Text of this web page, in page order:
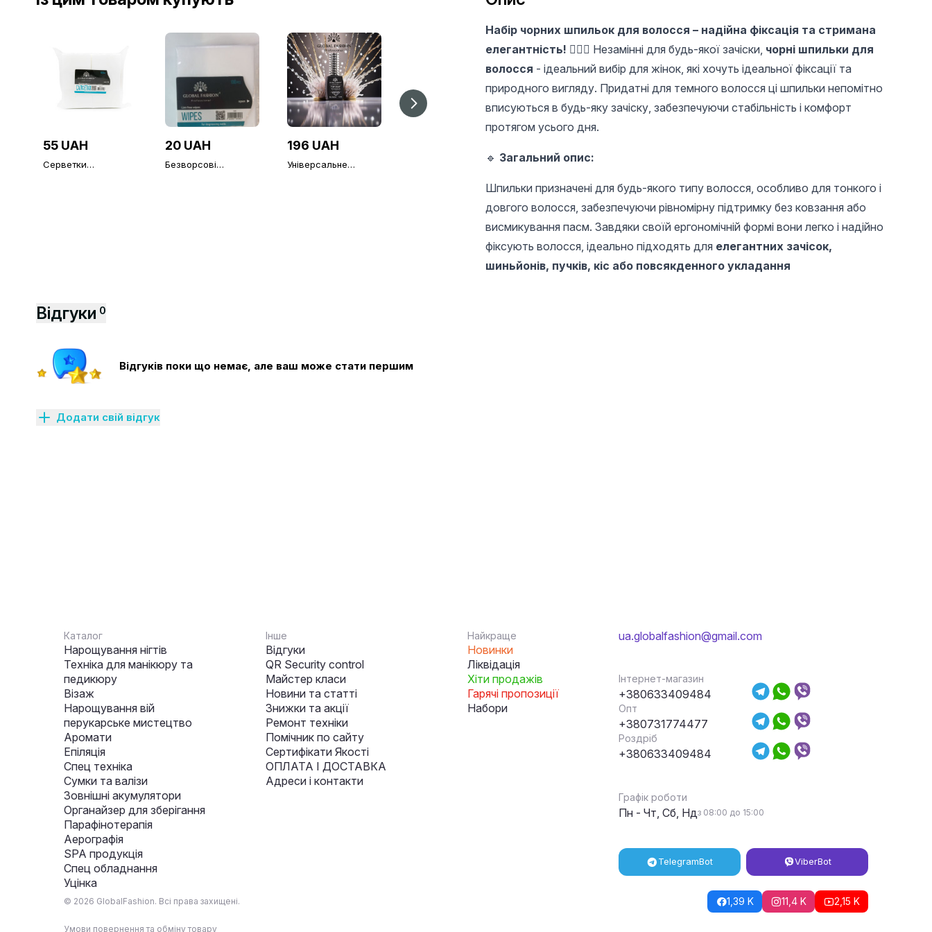
55 UAH
Серветки
20 UAH
Безворсові
196 UAH
Універсальне
80/80, форма ромб
Лампа-ліхтарик для
шестигранник, 3W,
white
Korean Wax, 100 г,
плівковий, Sea Mud
100/180
Набір чорних шпильок для волосся – надійна фіксація та стримана
елегантність! 💇‍♀️✨ Незамінні для будь-якої зачіски, чорні шпильки для
волосся - ідеальний вибір для жінок, які хочуть ідеальної фіксації та
природного вигляду. Придатні для темного волосся ці шпильки непомітно
вписуються в будь-яку зачіску, забезпечуючи стабільність і комфорт
протягом усього дня.
🔹 Загальний опис:
Шпильки призначені для будь-якого типу волосся, особливо для тонкого і
довгого волосся, забезпечуючи рівномірну підтримку без ковзання або
висмикування пасм. Завдяки своїй ергономічній формі вони легко і надійно
фіксують волосся, ідеально підходять для елегантних зачісок,
шиньйонів, пучків, кіс або повсякденного укладання
Відгуки 0
Відгуків поки що немає, але ваш може стати першим
Додати свій відгук
Каталог
Нарощування нігтів
Техніка для манікюру та
педикюру
Візаж
Нарощування вій
перукарське мистецтво
Аромати
Епіляція
Спец техніка
Сумки та валізи
Зовнішні акумулятори
Органайзер для зберігання
Парафінотерапія
Аерографія
SPA продукція
Спец обладнання
Уцінка
Інше
Відгуки
QR Security control
Майстер класи
Новини та статті
Знижки та акції
Ремонт техніки
Помічник по сайту
Сертифікати Якості
ОПЛАТА І ДОСТАВКА
Адреси і контакти
Найкраще
Новинки
Ліквідація
Хіти продажів
Гарячі пропозиції
Набори
ua.globalfashion@gmail.com
Інтернет-магазин
+380633409484
Опт
+380731774477
Роздріб
+380633409484
Графік роботи
Пн - Чт, Сб, Ндз 08:00 до 15:00
TelegramBot ViberBot
© 2026 GlobalFashion. Всі права захищені. 1,39 K 11,4 K 2,15 K
Умови повернення та обміну товару